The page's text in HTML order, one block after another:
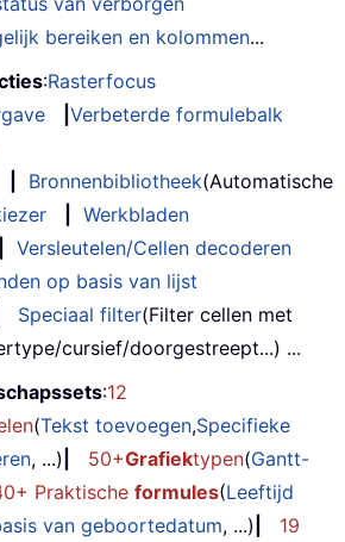
bereiken en kolommen...
:Rasterfocus
Verbeterde formulebalk
Bronnenbibliotheek(Automatische
Werkbladen
Versleutelen/Cellen decoderen
op basis van lijst
Speciaal filter(Filter cellen met
cursief/doorgestreept...) ...
:12
(Tekst toevoegen,Specifieke
, ...) 50+Grafiektypen(Gantt-
Praktische formules(Leeftijd
van geboortedatum, ...)
19